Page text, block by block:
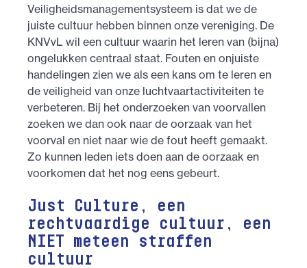
Veiligheidsmanagementsysteem is dat we de
juiste cultuur hebben binnen onze vereniging. De
KNVvL wil een cultuur waarin het leren van (bijna)
ongelukken centraal staat. Fouten en onjuiste
handelingen zien we als een kans om te leren en
de veiligheid van onze luchtvaartactiviteiten te
verbeteren. Bij het onderzoeken van voorvallen
zoeken we dan ook naar de oorzaak van het
voorval en niet naar wie de fout heeft gemaakt.
Zo kunnen leden iets doen aan de oorzaak en
voorkomen dat het nog eens gebeurt.
Just Culture, een
rechtvaardige cultuur, een
NIET meteen straffen
cultuur